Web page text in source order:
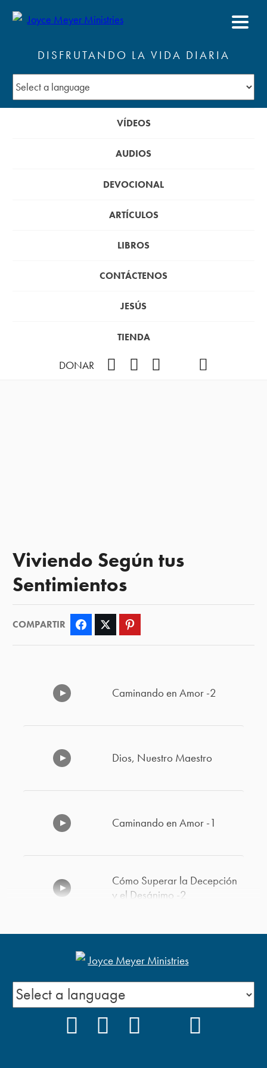
DISFRUTANDO LA VIDA DIARIA
VÍDEOS
AUDIOS
DEVOCIONAL
ARTÍCULOS
LIBROS
CONTÁCTENOS
JESÚS
TIENDA
DONAR
Viviendo Según tus
Sentimientos
COMPARTIR Facebook Twitter
Caminando en Amor -2
Dios, Nuestro Maestro
Caminando en Amor -1
Cómo Superar la Decepción
y el Desánimo -2
El Perdón
Vivir Listos